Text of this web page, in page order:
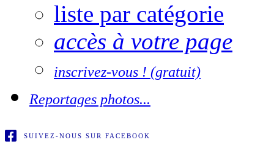
liste par catégorie
accès à votre page
inscrivez-vous ! (gratuit)
Reportages photos...
SUIVEZ-NOUS SUR FACEBOOK